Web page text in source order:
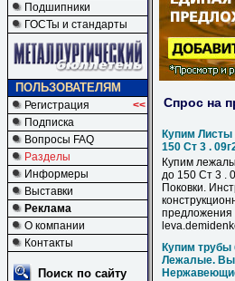
Подшипники
ГОСТы и стандарты
ПОЛЬЗОВАТЕЛЯМ
Регистрация
<<
Подписка
Вопросы FAQ
Разделы
Информеры
Выставки
Реклама
О компании
Контакты
Поиск по сайту
Спрос на
Купим Листы
150 Ст 3 .
Купим
до 150 Ст 3 .
Поковки.
предложения
Купим трубы
Лежалые.